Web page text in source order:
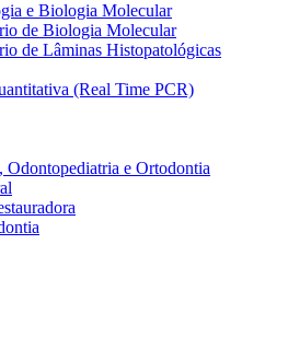
e Biologia Molecular
de Biologia Molecular
de Lâminas Histopatológicas
(Real Time PCR)
Odontopediatria e Ortodontia